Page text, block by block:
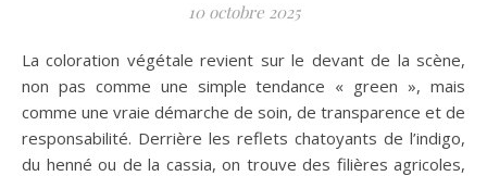
10 octobre 2025
La coloration végétale revient sur le devant de la scène,
non pas comme une simple tendance « green », mais
comme une vraie démarche de soin, de transparence et de
responsabilité. Derrière les reflets chatoyants de l’indigo,
du henné ou de la cassia, on trouve des filières agricoles,